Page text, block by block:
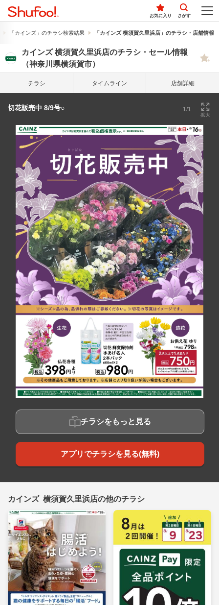
お気に入り さがす
「カインズ」のチラシ検索結果 「カインズ 横須賀久里浜店」のチラシ・店舗情報
カインズ 横須賀久里浜店のチラシ・セール情報
（神奈川県横須賀市）
チラシ タイム ライン 店舗詳細
切花販売中 8/9号○ 1/1
拡大
チラシをもっと見る
アプリでチラシを見る(無料)
カインズ 横須賀久里浜店の他のチラシ